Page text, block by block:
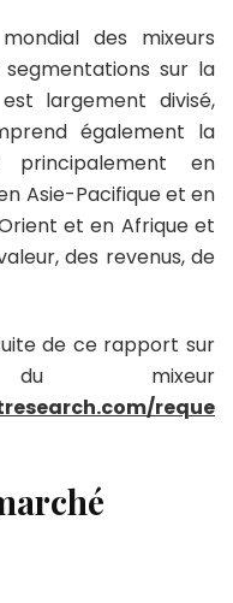
des mixeurs
sur la
largement divisé,
également la
principalement en
Asie-Pacifique et en
et en Afrique et
des revenus, de
de ce rapport sur
mixeur